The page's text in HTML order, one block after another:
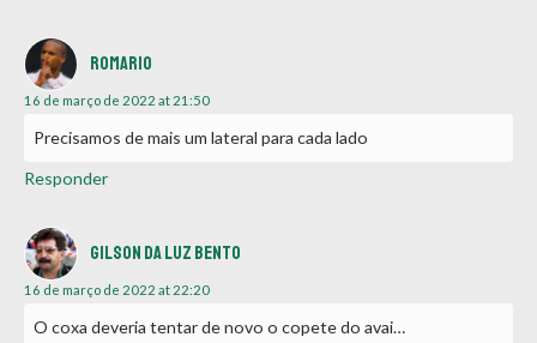
Romario
16 de março de 2022 at 21:50
Precisamos de mais um lateral para cada lado
Responder
Gilson Da Luz bento
16 de março de 2022 at 22:20
O coxa deveria tentar de novo o copete do avai…